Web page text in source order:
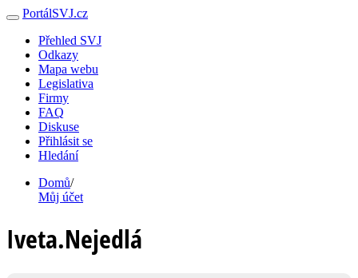
PortálSVJ.cz
Přehled SVJ
Odkazy
Mapa webu
Legislativa
Firmy
FAQ
Diskuse
Přihlásit se
Hledání
Domů/
Můj účet
Iveta.Nejedlá